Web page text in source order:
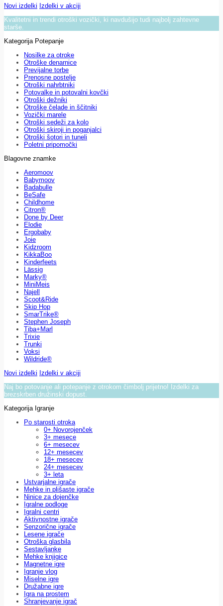
Novi izdelki Izdelki v akciji
Kvalitetni in trendi otroški vozički, ki navdušijo tudi najbolj zahtevne
starše.
Kategorija Potepanje
Nosilke za otroke
Otroške denarnice
Previjalne torbe
Prenosne postelje
Otroški nahrbtniki
Potovalke in potovalni kovčki
Otroški dežniki
Otroške čelade in ščitniki
Vozički marele
Otroški sedeži za kolo
Otroški skiroji in poganjalci
Otroški šotori in tuneli
Poletni pripomočki
Blagovne znamke
Aeromoov
Babymoov
Badabulle
BeSafe
Childhome
Citron®
Done by Deer
Elodie
Ergobaby
Joie
Kidzroom
KikkaBoo
Kinderfeets
Lässig
Marky®
MiniMeis
Najell
Scoot&Ride
Skip Hop
SmarTrike®
Stephen Joseph
Tiba+Marl
Trixie
Trunki
Voksi
Wildride®
Novi izdelki Izdelki v akciji
Naj bo potovanje ali potepanje z otrokom čimbolj prijetno! Izdelki za
brezskrben družinski dopust.
Kategorija Igranje
Po starosti otroka
0+ Novorojenček
3+ mesece
6+ mesecev
12+ mesecev
18+ mesecev
24+ mesecev
3+ leta
Ustvarjalne igrače
Mehke in plišaste igrače
Ninice za dojenčke
Igralne podloge
Igralni centri
Aktivnostne igrače
Senzorične igrače
Lesene igrače
Otroška glasbila
Sestavljanke
Mehke knjigice
Magnetne igre
Igranje vlog
Miselne igre
Družabne igre
Igra na prostem
Shranjevanje igrač